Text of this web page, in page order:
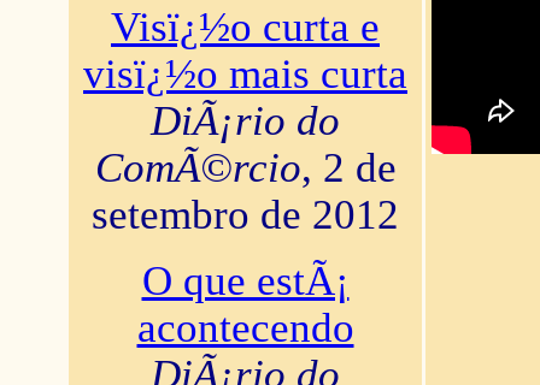
Visï¿½o curta e
visï¿½o mais curta
DiÃ¡rio do
ComÃ©rcio, 2 de
setembro de 2012
O que estÃ¡
acontecendo
DiÃ¡rio do